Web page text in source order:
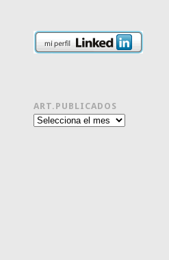
ART.PUBLICADOS
Art.publicados